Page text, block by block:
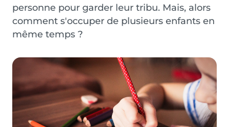
personne pour garder leur tribu. Mais, alors
comment s'occuper de plusieurs enfants en
même temps ?